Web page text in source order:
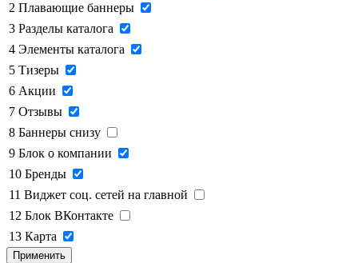
2 Плавающие баннеры
3 Разделы каталога
4 Элементы каталога
5 Тизеры
6 Акции
7 Отзывы
8 Баннеры снизу
9 Блок о компании
10 Бренды
11 Виджет соц. сетей на главной
12 Блок ВКонтакте
13 Карта
Применить